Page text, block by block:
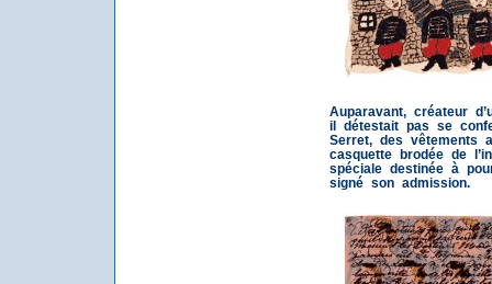
Auparavant, créateur
il détestait pas se
Serret, des vêtements
casquette brodée de
spéciale destinée à
signé son admission.